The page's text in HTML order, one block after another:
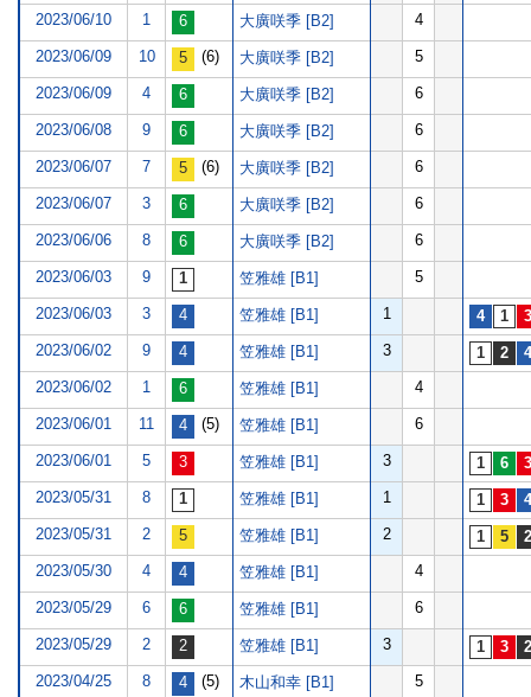
2023/06/10 1 大廣咲季 [B2] 4
2023/06/09 10 (6) 大廣咲季 [B2] 5
2023/06/09 4 大廣咲季 [B2] 6
2023/06/08 9 大廣咲季 [B2] 6
2023/06/07 7 (6) 大廣咲季 [B2] 6
2023/06/07 3 大廣咲季 [B2] 6
2023/06/06 8 大廣咲季 [B2] 6
2023/06/03 9 笠雅雄 [B1] 5
2023/06/03 3 笠雅雄 [B1] 1
2023/06/02 9 笠雅雄 [B1] 3
2023/06/02 1 笠雅雄 [B1] 4
2023/06/01 11 (5) 笠雅雄 [B1] 6
2023/06/01 5 笠雅雄 [B1] 3
2023/05/31 8 笠雅雄 [B1] 1
2023/05/31 2 笠雅雄 [B1] 2
2023/05/30 4 笠雅雄 [B1] 4
2023/05/29 6 笠雅雄 [B1] 6
2023/05/29 2 笠雅雄 [B1] 3
2023/04/25 8 (5) 木山和幸 [B1] 5